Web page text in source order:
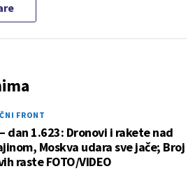
FRONT
dan 1.623: Dronovi i rakete nad
Moskva udara sve jače; Broj
raste FOTO/VIDEO